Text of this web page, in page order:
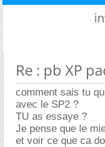
Re : pb XP
comment sais tu
avec le SP2 ?
TU as essaye ?
Je pense que le
et voir ce que ca